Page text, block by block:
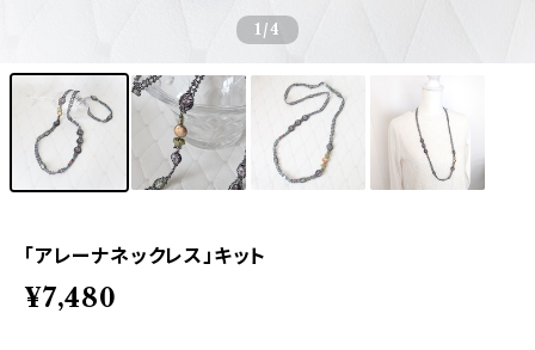
1 /4
「アレーナネックレス」キット
¥7,480